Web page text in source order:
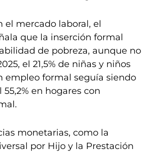
el mercado laboral, el
que la inserción formal
de pobreza, aunque no
el 21,5% de niñas y niños
empleo formal seguía siendo
en hogares con
monetarias, como la
por Hijo y la Prestación